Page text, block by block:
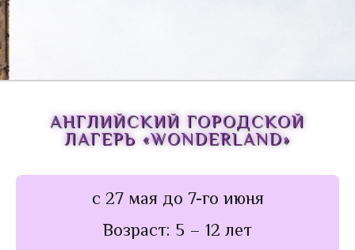
Diving in English
Английский городской лагерь >
Игры на площадке
Инсценировка песен на английском
АНГЛИЙСКИЙ ГОРОДСКОЙ
ЛАГЕРЬ «WONDERLAND»
с 27 мая до 7-го июня
Возраст: 5 – 12 лет